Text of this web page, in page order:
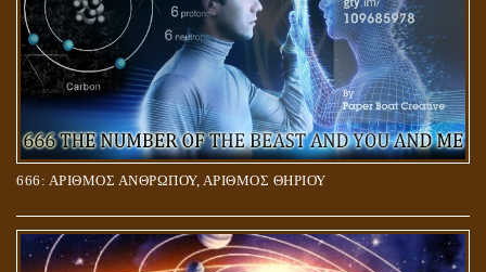
666: ΑΡΙΘΜΟΣ ΑΝΘΡΩΠΟΥ, ΑΡΙΘΜΟΣ ΘΗΡΙΟΥ